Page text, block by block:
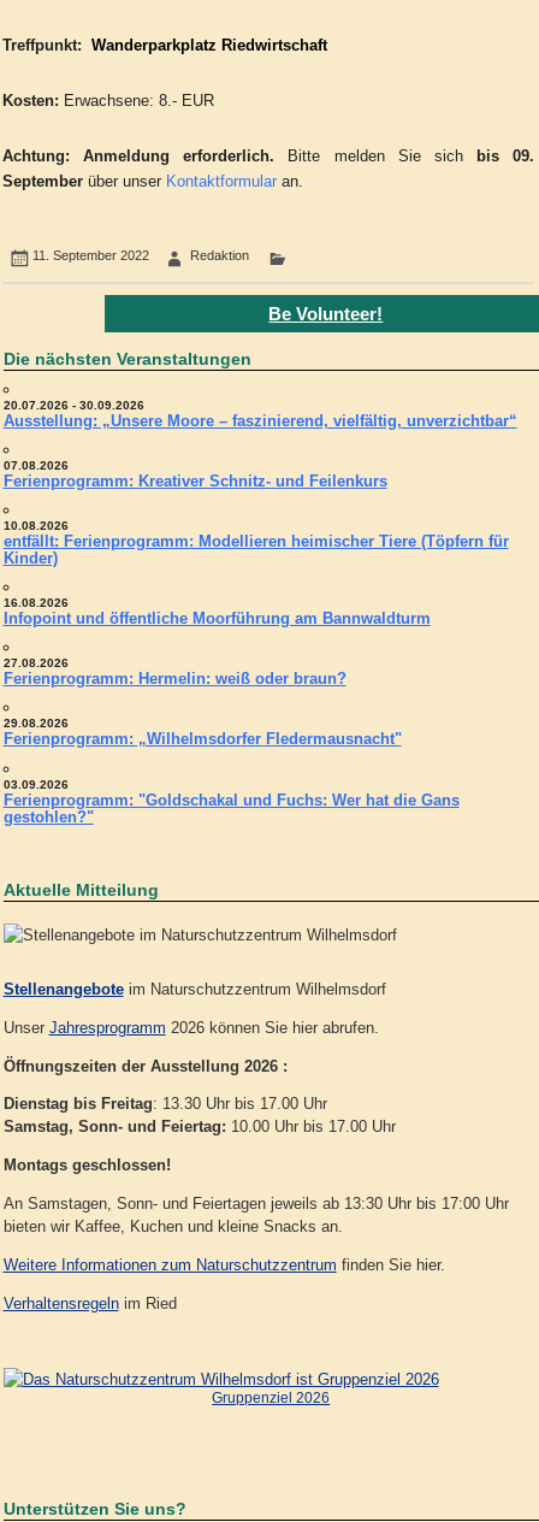
Treffpunkt: Wanderparkplatz Riedwirtschaft
Kosten: Erwachsene: 8.- EUR
Achtung: Anmeldung erforderlich. Bitte melden Sie sich bis 09.
September über unserKontaktformularan.
11. September 2022 Redaktion
Be Volunteer!
Die nächsten Veranstaltungen
20.07.2026 - 30.09.2026
Ausstellung: „Unsere Moore – faszinierend, vielfältig, unverzichtbar“
07.08.2026
Ferienprogramm: Kreativer Schnitz- und Feilenkurs
10.08.2026
entfällt: Ferienprogramm: Modellieren heimischer Tiere (Töpfern für
Kinder)
16.08.2026
Infopoint und öffentliche Moorführung am Bannwaldturm
27.08.2026
Ferienprogramm: Hermelin: weiß oder braun?
29.08.2026
Ferienprogramm: „Wilhelmsdorfer Fledermausnacht"
03.09.2026
Ferienprogramm: "Goldschakal und Fuchs: Wer hat die Gans
gestohlen?"
Aktuelle Mitteilung
Stellenangeboteim Naturschutzzentrum Wilhelmsdorf
Unser Jahresprogramm 2026 können Sie hier abrufen.
Öffnungszeiten der Ausstellung 2026 :
Dienstag bis Freitag: 13.30 Uhr bis 17.00 Uhr
Samstag, Sonn- und Feiertag: 10.00 Uhr bis 17.00 Uhr
Montags geschlossen!
An Samstagen, Sonn- und Feiertagen jeweils ab 13:30 Uhr bis 17:00 Uhr
bieten wir Kaffee, Kuchen und kleine Snacks an.
Weitere Informationen zum Naturschutzzentrum finden Sie hier.
Verhaltensregelnim Ried
Gruppenziel 2026
Unterstützen Sie uns?